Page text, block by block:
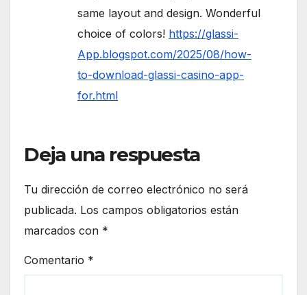
same layout and design. Wonderful
choice of colors! https://glassi-
App.blogspot.com/2025/08/how-
to-download-glassi-casino-app-
for.html
Deja una respuesta
Tu dirección de correo electrónico no será
publicada. Los campos obligatorios están
marcados con *
Comentario *